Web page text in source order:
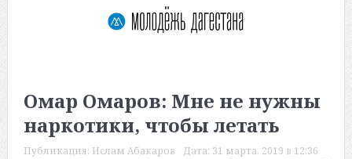
Омар Омаров: Мне не нужны
наркотики, чтобы летать
Публикация: Ислам Абакаров Дата: 31 марта, 2019 в 12:36